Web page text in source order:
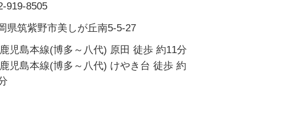
919-8505
県筑紫野市美しが丘南5-5-27
児島本線(博多～八代) 原田 徒歩 約11分
児島本線(博多～八代) けやき台 徒歩 約